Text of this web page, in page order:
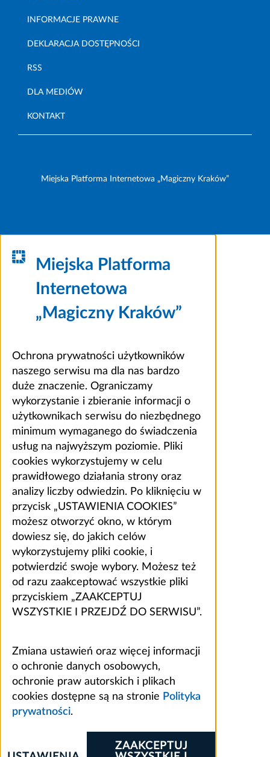
INFORMACJE PRAWNE
DEKLARACJA DOSTĘPNOŚCI
RSS
DLA MEDIÓW
KONTAKT
Miejska Platforma Internetowa „Magiczny Kraków”
Miejska Platforma
Internetowa
„Magiczny Kraków”
Ochrona prywatności użytkowników
naszego serwisu ma dla nas bardzo
duże znaczenie. Ograniczamy
wykorzystanie i zbieranie informacji o
użytkownikach serwisu do niezbędnego
minimum wymaganego do świadczenia
usług na najwyższym poziomie. Pliki
cookies wykorzystujemy w celu
prawidłowego działania strony oraz
analizy liczby odwiedzin. Po kliknięciu w
przycisk „USTAWIENIA COOKIES”
możesz otworzyć okno, w którym
dowiesz się, do jakich celów
wykorzystujemy pliki cookie, i
potwierdzić swoje wybory. Możesz też
od razu zaakceptować wszystkie pliki
przyciskiem „ZAAKCEPTUJ
WSZYSTKIE I PRZEJDŹ DO SERWISU”.
Zmiana ustawień oraz więcej informacji
o ochronie danych osobowych,
ochronie praw autorskich i plikach
cookies dostępne są na stronie Polityka
prywatności.
ZAAKCEPTUJ